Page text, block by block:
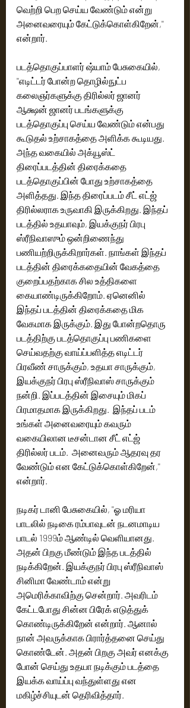
வெற்றி பெற செய்ய வேண்டும் என்று
அனைவரையும் கேட்டுக்கொள்கிறேன்,''
என்றார்.
படத்தொகுப்பாளர் ஷ்யாம் பேசுகையில்,
''எடிட்டர் போன்ற தொழில்நுட்ப
கலைஞர்களுக்கு திரில்லர் ஜானர்
ஆக்ஷன் ஜானர் படங்களுக்கு
படத்தொகுப்பு செய்ய வேண்டும் என்பது
கூடுதல் உற்சாகத்தை அளிக்க கூடியது.
அந்த வகையில் அக்யூஸ்ட்
திரைப்படத்தின் திரைக்கதை
படத்தொகுப்பின் போது உற்சாகத்தை
அளித்தது. இந்த திரைப்படம் சீட் எட்ஜ்
திரில்லராக உருவாகி இருக்கிறது. இந்தப்
படத்தில் உதயாவும், இயக்குநர் பிரபு
ஸ்ரீநிவாஸும் ஒன்றிணைந்து
பணியற்றிருக்கிறார்கள். நாங்கள் இந்தப்
படத்தின் திரைக்கதையின் வேகத்தை
குறைப்பதற்காக சில உத்திகளை
கையாண்டிருக்கிறோம். ஏனெனில்
இந்தப் படத்தின் திரைக்கதை மிக
வேகமாக இருக்கும். இது போன்றதொரு
படத்திற்கு படத்தொகுப்பு பணிகளை
செய்வதற்கு வாய்ப்பளித்த எடிட்டர்
பிரவீண் சாருக்கும், உதயா சாருக்கும்,
இயக்குநர் பிரபு ஸ்ரீநிவாஸ் சாருக்கும்
நன்றி. இப்படத்தின் இசையும் மிகப்
பிரமாதமாக இருக்கிறது.  இந்தப் படம்
உங்கள் அனைவரையும் கவரும்
வகையிலான டீசன்டான சீட் எட்ஜ்
திரில்லர் படம்.  அனைவரும் ஆதரவு தர
வேண்டும் என கேட்டுக்கொள்கிறேன்,''
என்றார்.
நடிகர் டானி பேசுகையில், ''ஓ மரியா
பாடலில் நடிகை ரம்பாவுடன் நடனமாடிய
பாடல் 1999ம் ஆண்டில் வெளியானது.
அதன் பிறகு மீண்டும் இந்த படத்தில்
நடிக்கிறேன். இயக்குநர் பிரபு ஸ்ரீநிவாஸ்
சினிமா வேண்டாம் என்று
அமெரிக்காவிற்கு சென்றார். அவரிடம்
கேட்டபோது சின்ன பிரேக் எடுத்துக்
கொண்டிருக்கிறேன் என்றார். ஆனால்
நான் அவருக்காக பிரார்த்தனை செய்து
கொண்டேன். அதன் பிறகு அவர் எனக்கு
போன் செய்து உதயா நடிக்கும் படத்தை
இயக்க வாய்ப்பு வந்துள்ளது என
மகிழ்ச்சியுடன் தெரிவித்தார்.